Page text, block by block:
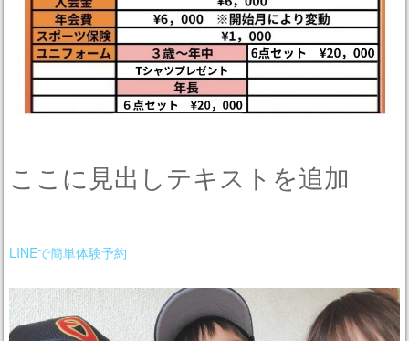
ここに見出しテキストを追加
LINEで簡単体験予約